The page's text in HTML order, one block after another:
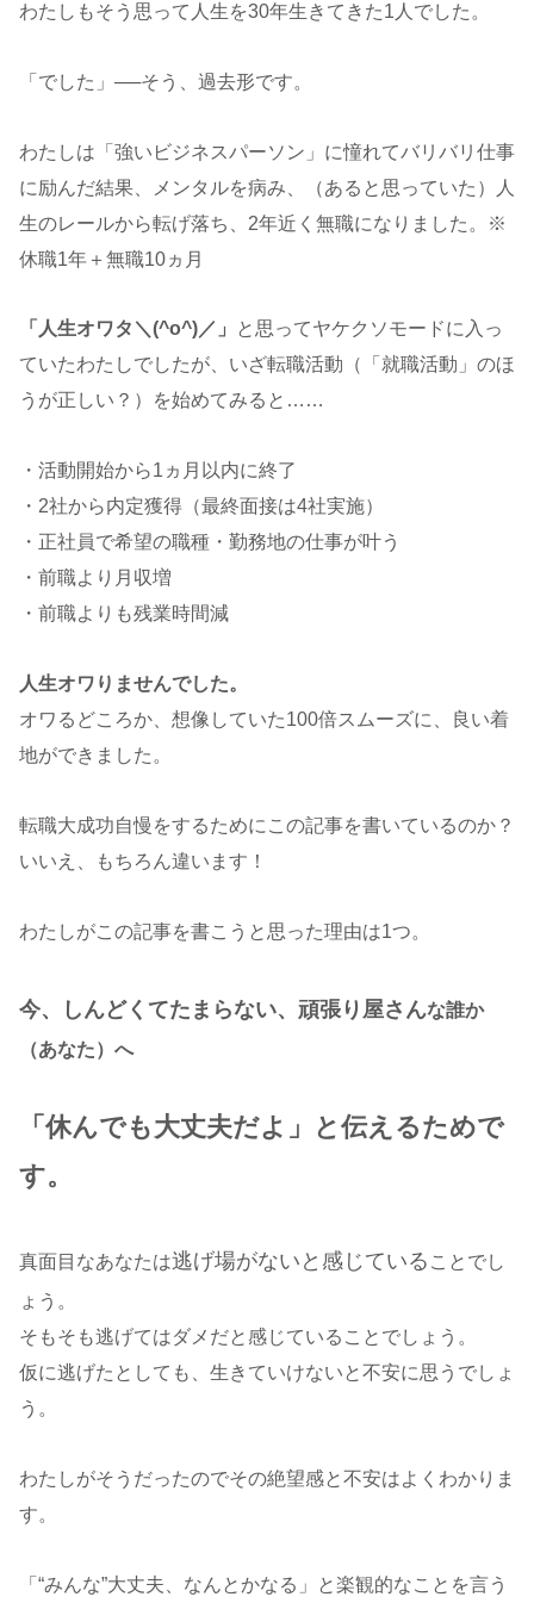
わたしもそう思って人生を30年生きてきた1人でした。
「でした」──そう、過去形です。
わたしは「強いビジネスパーソン」に憧れてバリバリ仕事
に励んだ結果、メンタルを病み、（あると思っていた）人
生のレールから転げ落ち、2年近く無職になりました。※
休職1年＋無職10ヵ月
「人生オワタ＼(^o^)／」
と思ってヤケクソモードに入っ
ていたわたしでしたが、いざ転職活動（「就職活動」のほ
うが正しい？）を始めてみると……
・活動開始から1ヵ月以内に終了
・2社から内定獲得（最終面接は4社実施）
・正社員で希望の職種・勤務地の仕事が叶う
・前職より月収増
・前職よりも残業時間減
人生オワりませんでした。
オワるどころか、想像していた100倍スムーズに、良い着
地ができました。
転職大成功自慢をするためにこの記事を書いているのか？
いいえ、もちろん違います！
わたしがこの記事を書こうと思った理由は1つ。
今、しんどくてたまらない、頑張り屋さんな誰か
（あなた）へ
「休んでも大丈夫だよ」と伝えるためで
す。
真面目なあなたは逃げ場がないと感じている ことでし
ょう。
そもそも逃げてはダメだと感じていることでしょう。
仮に逃げたとしても、生きていけないと不安に思うでしょ
う。
わたしがそうだったのでその絶望感と不安はよくわかりま
す。
「“みんな”大丈夫、なんとかなる」と楽観的なことを言う